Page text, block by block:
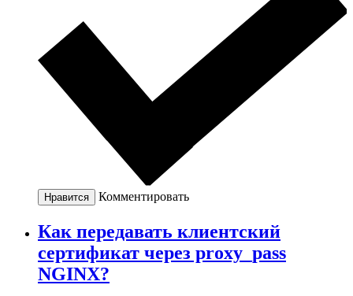
Нравится Комментировать
Как передавать клиентский
сертификат через proxy_pass
NGINX?